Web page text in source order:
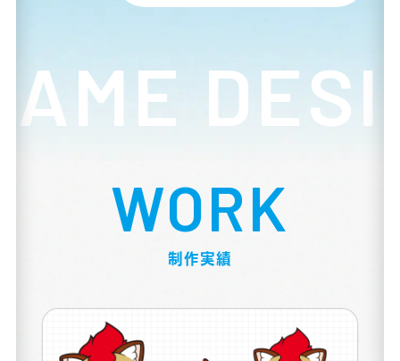
DESIGN
WORK
制作実績